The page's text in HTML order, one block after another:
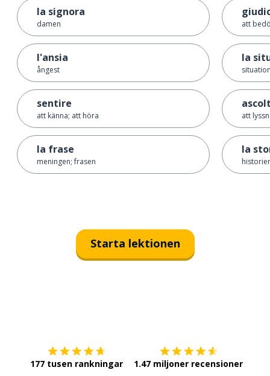
la signora
damen
l'ansia
ångest
sentire
att känna; att höra
la frase
meningen; frasen
att
la
att
la
Starta lektionen
177 tusen rankningar 1.47 miljoner recensioner